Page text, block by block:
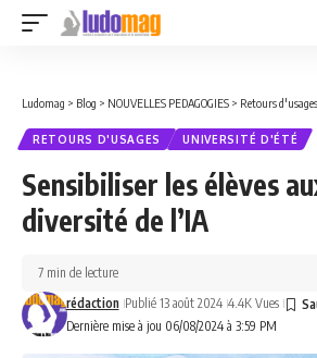
Ludomag > Blog > NOUVELLES PEDAGOGIES > Retours d'usages
RETOURS D'USAGES UNIVERSITÉ D'ÉTÉ
Sensibiliser les élèves
diversité de l’IA
Dernière mise à jou 06/08/2024 à 3:59 PM
rédaction Publié 13 août 2024 4.4K Vues
7 min de lecture